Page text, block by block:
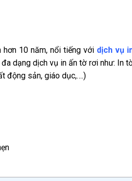
10 năm, nổi tiếng với dịch vụ
dạng dịch vụ in ấn tờ rơi như: In
động sản, giáo dục,….)